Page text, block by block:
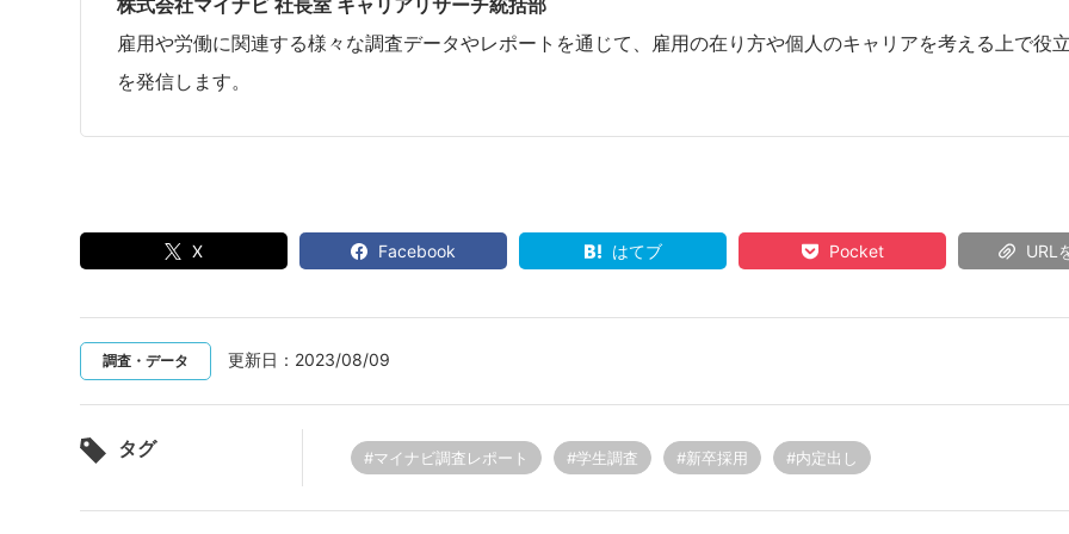
株式会社マイナビ 社長室 キャリアリサーチ統括部
雇用や労働に関連する様々な調査データやレポートを通じて、雇用の在り方や個人のキャリアを考える上で役
を発信します。
X Facebook はてブ Pocket URL
調査・データ 更新日： 2023/08/09
タグ #マイナビ調査レポート #学生調査 #新卒採用 #内定出し